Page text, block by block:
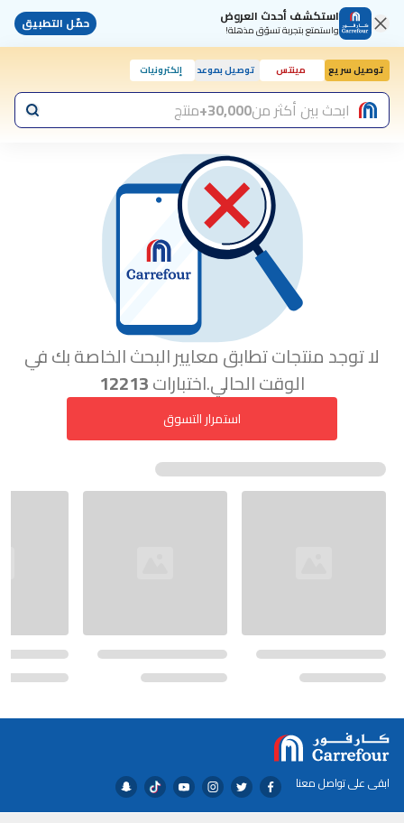
استكشف أحدث العروض
واستمتع بتجربة تسوّق مذهلة! حمّل التطبيق
توصيل سريع مينتس توصيل بموعد إلكترونيات
ابحث بين أكثر من30,000+ منتج
لا توجد منتجات تطابق معايير البحث الخاصة بك في
الوقت الحالي.اختبارات12213
استمرار التسوق
ابقى على تواصل معنا